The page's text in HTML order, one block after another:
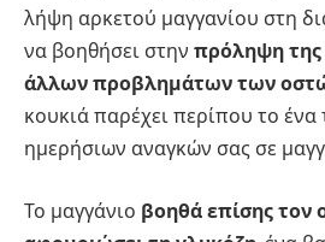
λήψη αρκετού μαγγανίου στη
να βοηθήσει στην πρόληψη της
άλλων προβλημάτων των
κουκιά παρέχει περίπου το ένα
ημερήσιων αναγκών σας σε
Το μαγγάνιο βοηθά επίσης τον